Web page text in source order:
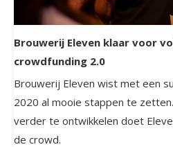
Brouwerij Eleven klaar voor
crowdfunding 2.0
Brouwerij Eleven wist met een
2020 al mooie stappen te
verder te ontwikkelen doet
de crowd.